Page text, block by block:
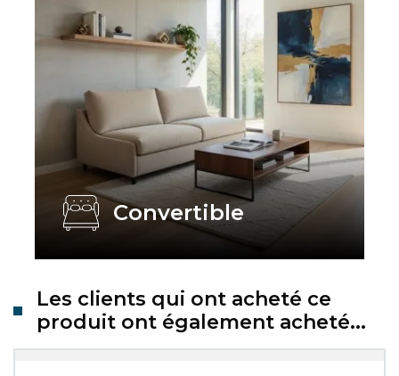
Convertible
Les clients qui ont acheté ce
produit ont également acheté...